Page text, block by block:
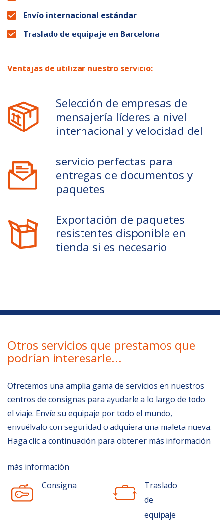
Envío internacional estándar
Traslado de equipaje en Barcelona
Ventajas de utilizar nuestro servicio:
Selección de empresas de
mensajería líderes a nivel
internacional y velocidad del
servicio perfectas para
entregas de documentos y
paquetes
Exportación de paquetes
resistentes disponible en
tienda si es necesario
Otros servicios que prestamos que
podrían interesarle...
Ofrecemos una amplia gama de servicios en nuestros
centros de consignas para ayudarle a lo largo de todo
el viaje. Envíe su equipaje por todo el mundo,
envuélvalo con seguridad o adquiera una maleta nueva.
Haga clic a continuación para obtener más información
más información
Consigna
Traslado
de
equipaje